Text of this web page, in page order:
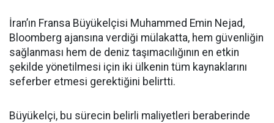
İran’ın Fransa Büyükelçisi Muhammed Emin Nejad,
Bloomberg ajansına verdiği mülakatta, hem güvenliğin
sağlanması hem de deniz taşımacılığının en etkin
şekilde yönetilmesi için iki ülkenin tüm kaynaklarını
seferber etmesi gerektiğini belirtti.
Büyükelçi, bu sürecin belirli maliyetleri beraberinde